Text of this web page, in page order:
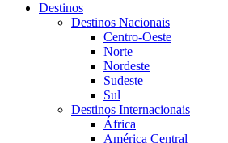
Destinos
Destinos Nacionais
Centro-Oeste
Norte
Nordeste
Sudeste
Sul
Destinos Internacionais
África
América Central